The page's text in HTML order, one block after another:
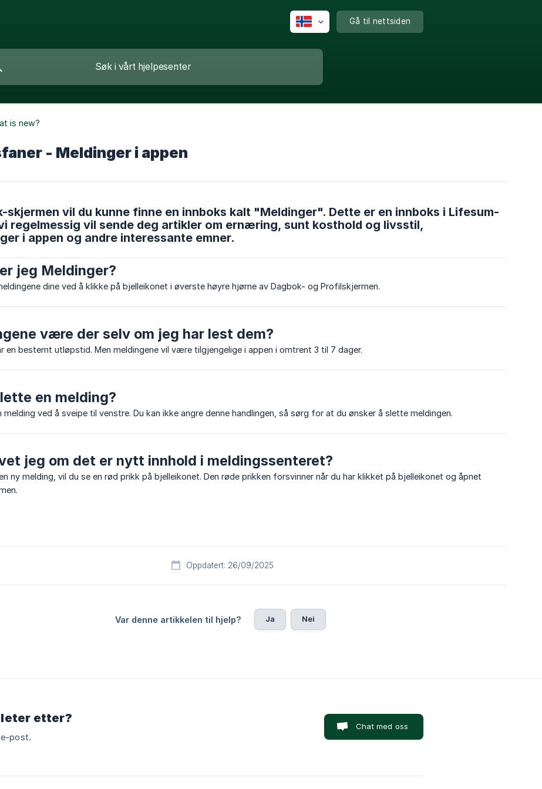
Gå til nettsiden
is new?
- Meldinger i appen
skjermen vil du kunne finne en innboks kalt "Meldinger". Dette er en innboks i Lifesum-
regelmessig vil sende deg artikler om ernæring, sunt kosthold og livsstil,
i appen og andre interessante emner.
jeg Meldinger?
dine ved å klikke på bjelleikonet i øverste høyre hjørne av Dagbok- og Profilskjermen.
være der selv om jeg har lest dem?
en bestemt utløpstid. Men meldingene vil være tilgjengelige i appen i omtrent 3 til 7 dager.
en melding?
melding ved å sveipe til venstre. Du kan ikke angre denne handlingen, så sørg for at du ønsker å slette meldingen.
jeg om det er nytt innhold i meldingssenteret?
ny melding, vil du se en rød prikk på bjelleikonet. Den røde prikken forsvinner når du har klikket på bjelleikonet og åpnet
Oppdatert: 26/09/2025
Var denne artikkelen til hjelp? Ja Nei
leter etter?
e-post.
Chat med oss